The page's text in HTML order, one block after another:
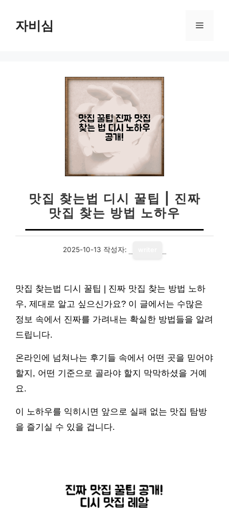
자비심 메
맛집 찾는법 디시 꿀팁 | 진짜
맛집 찾는 방법 노하우
2025-10-13 작성자:
맛집 찾는법 디시 꿀팁 | 진짜 맛집 찾는 방법 노하
우, 제대로 알고 싶으신가요? 이 글에서는 수많은
정보 속에서 진짜를 가려내는 확실한 방법들을 알려
드립니다.
온라인에 넘쳐나는 후기들 속에서 어떤 곳을 믿어야
할지, 어떤 기준으로 골라야 할지 막막하셨을 거예
요.
이 노하우를 익히시면 앞으로 실패 없는 맛집 탐방
을 즐기실 수 있을 겁니다.